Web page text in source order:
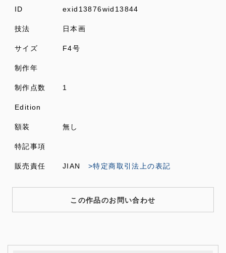
ID exid13876wid13844
技法 日本画
サイズ F4号
制作年
制作点数 1
Edition
額装 無し
特記事項
販売責任 JIAN >特定商取引法上の表記
この作品のお問い合わせ